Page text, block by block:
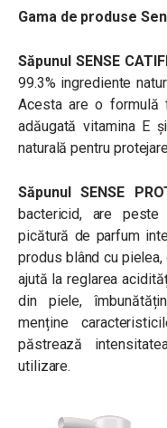
Gama de produse
Săpunul SENSE
99.3% ingrediente
Acesta are o formulă
adăugată vitamina E
naturală pentru
Săpunul SENSE
bactericid, are
picătură de parfum
produs blând cu
ajută la reglarea
din piele,
menține
păstrează
utilizare.